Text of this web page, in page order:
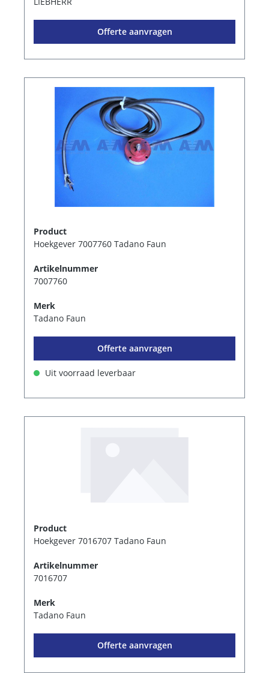
Offerte aanvragen
Product
Hoekgever 7007760 Tadano Faun
Artikelnummer
7007760
Merk
Tadano Faun
Offerte aanvragen
Uit voorraad leverbaar
Product
Hoekgever 7016707 Tadano Faun
Artikelnummer
7016707
Merk
Tadano Faun
Offerte aanvragen